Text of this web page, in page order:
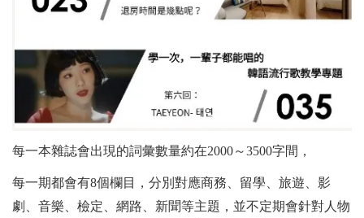
每一本雜誌會出現的詞彙數量約在2000～3500字間，
每一期都會有8個欄目，分別對應商務、留學、旅遊、影
劇、音樂、檢定、網路、新聞等主題，並不定期會針對人物